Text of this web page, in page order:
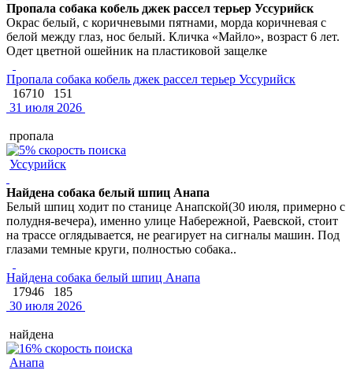
Пропала собака кобель джек рассел терьер Уссурийск
Окрас белый, с коричневыми пятнами, морда коричневая с
белой между глаз, нос белый. Кличка «Майло», возраст 6 лет.
Одет цветной ошейник на пластиковой защелке
Пропала собака кобель джек рассел терьер Уссурийск
16710
151
31 июля 2026
пропала
Уссурийск
Найдена собака белый шпиц Анапа
Белый шпиц ходит по станице Анапской(30 июля, примерно с
полудня-вечера), именно улице Набережной, Раевской, стоит
на трассе оглядывается, не реагирует на сигналы машин. Под
глазами темные круги, полностью собака..
Найдена собака белый шпиц Анапа
17946
185
30 июля 2026
найдена
Анапа